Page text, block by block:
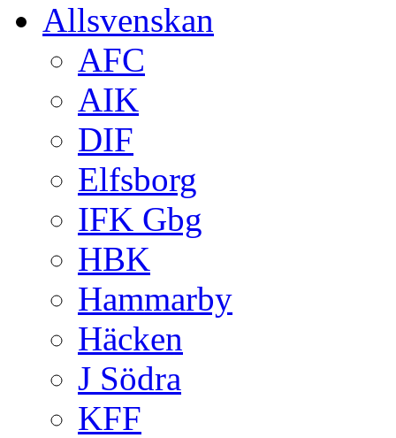
Allsvenskan
AFC
AIK
DIF
Elfsborg
IFK Gbg
HBK
Hammarby
Häcken
J Södra
KFF